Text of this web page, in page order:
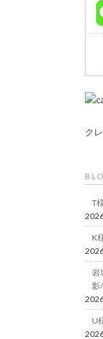
ク
T
K
岩
影
U